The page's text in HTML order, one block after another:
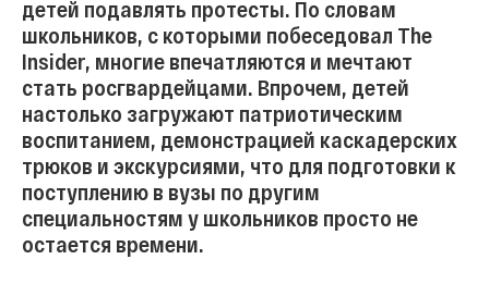
детей подавлять протесты. По словам
школьников, с которыми побеседовал The
Insider, многие впечатляются и мечтают
стать росгвардейцами. Впрочем, детей
настолько загружают патриотическим
воспитанием, демонстрацией каскадерских
трюков и экскурсиями, что для подготовки к
поступлению в вузы по другим
специальностям у школьников просто не
остается времени.